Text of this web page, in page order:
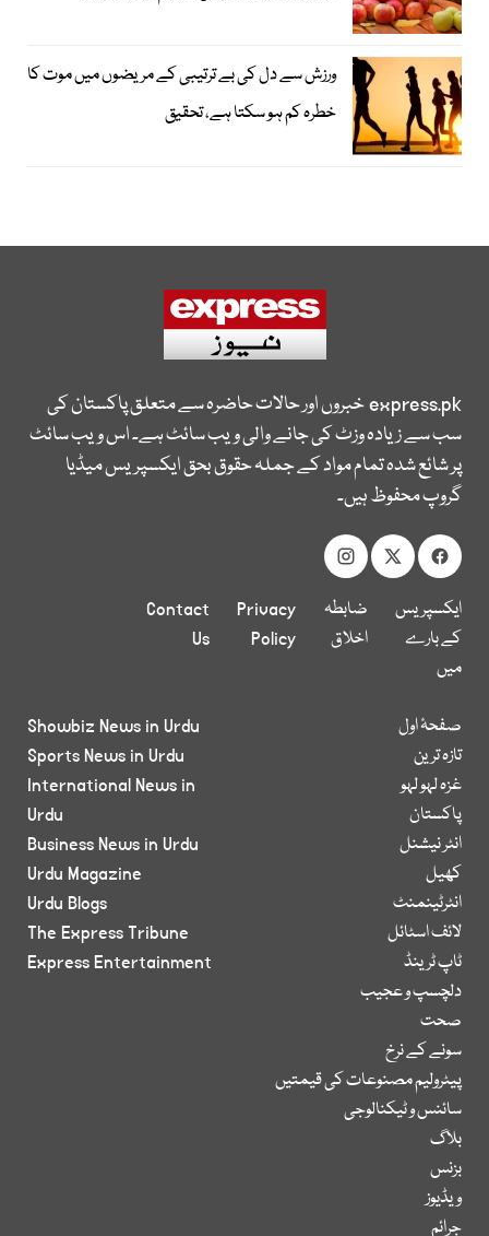
ورزش سے دل کی بے ترتیبی کے مریضوں میں موت کا
خطرہ کم ہو سکتا ہے، تحقیق
express.pkخبروں اور حالات حاضرہ سے متعلق پاکستان کی
سب سے زیادہ وزٹ کی جانے والی ویب سائٹ ہے۔ اس ویب سائٹ
پر شائع شدہ تمام مواد کے جملہ حقوق بحق ایکسپریس میڈیا
گروپ محفوظ ہیں۔
ایکسپریس
کے بارے
میں
ضابطہ
اخلاق
Privacy
Policy
Contact
Us
صفحۂ اول
تازہ ترین
غزہ لہو لہو
پاکستان
انٹر نیشنل
کھیل
انٹرٹینمنٹ
لائف اسٹائل
ٹاپ ٹرینڈ
دلچسپ و عجیب
صحت
سونے کے نرخ
پیٹرولیم مصنوعات کی قیمتیں
سائنس و ٹیکنالوجی
بلاگ
بزنس
ویڈیوز
جرائم
Showbiz News in Urdu
Sports News in Urdu
International News in
Urdu
Business News in Urdu
Urdu Magazine
Urdu Blogs
The Express Tribune
Express Entertainment